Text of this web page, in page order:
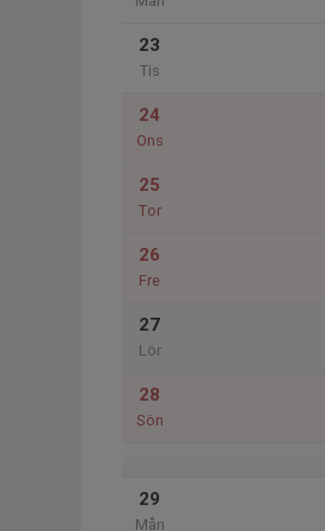
23
Tis
24
Ons
25
Tor
26
Fre
27
Lör
28
Sön
29
Mån